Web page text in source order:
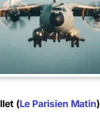
(Le Parisien Matin)